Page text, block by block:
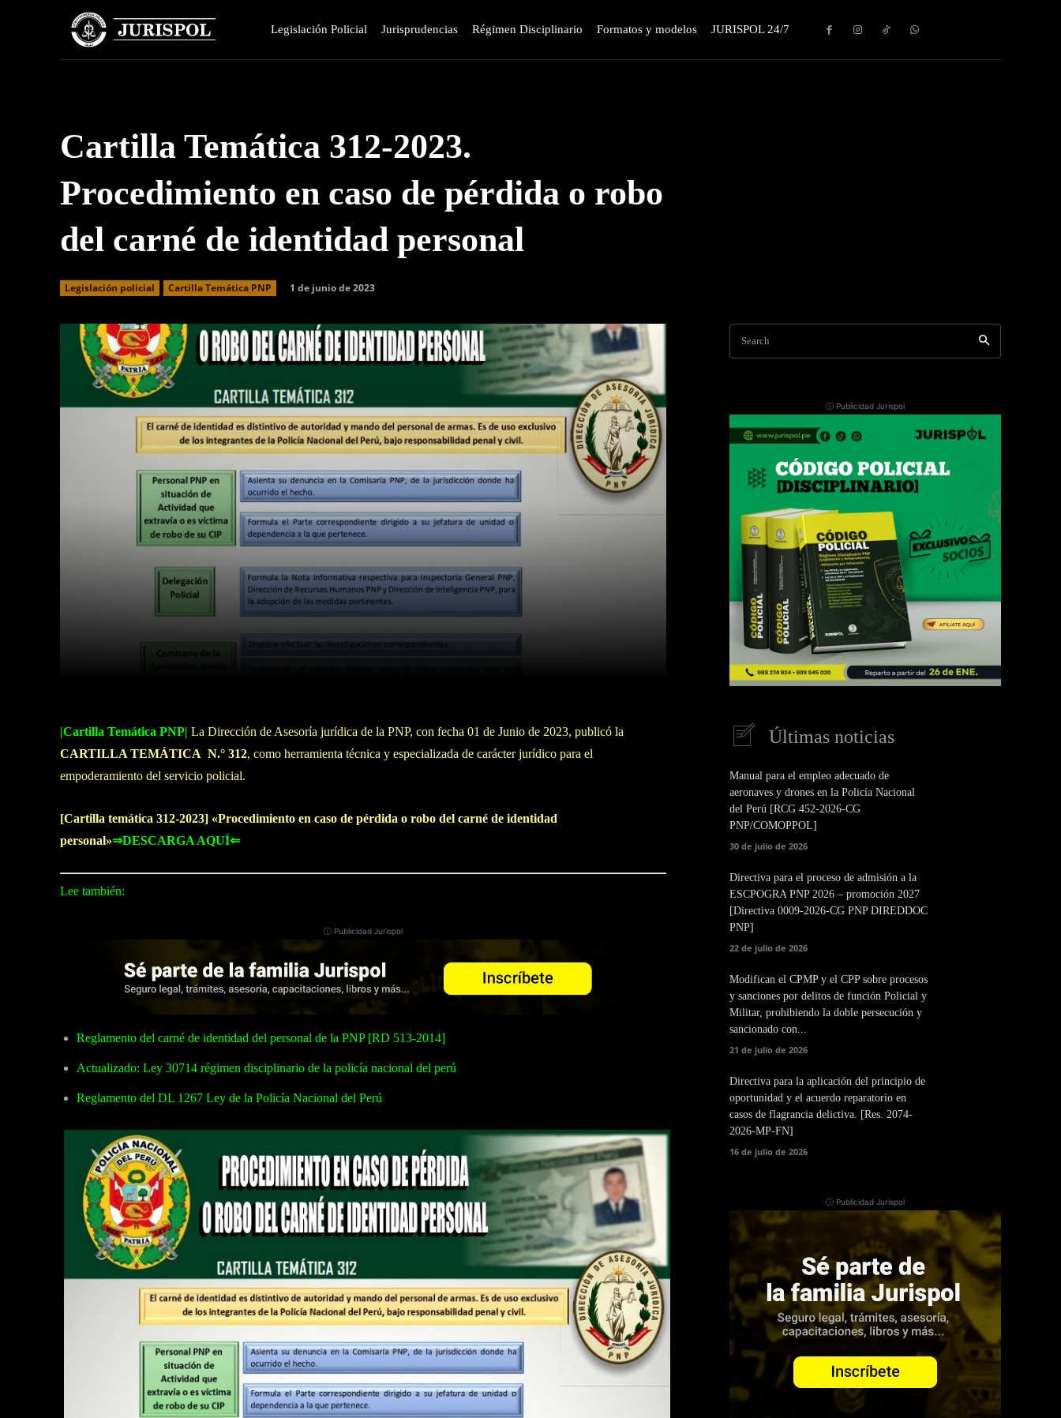
Legislación Policial Jurisprudencias Régimen Disciplinario Formatos y modelos JURISPOL 24/7
Cartilla Temática 312-2023.
Procedimiento en caso de pérdida o robo
del carné de identidad personal
Legislación policial Cartilla Temática PNP 1 de junio de 2023
|Cartilla Temática PNP| La Dirección de Asesoría jurídica de la PNP, con fecha 01 de Junio de 2023, publicó la
CARTILLA TEMÁTICA N.° 312, como herramienta técnica y especializada de carácter jurídico para el
empoderamiento del servicio policial.
[Cartilla temática 312-2023] «Procedimiento en caso de pérdida o robo del carné de identidad
personal»⇒DESCARGA AQUÍ⇐
Lee también:
ⓘ Publicidad Jurispol
Reglamento del carné de identidad del personal de la PNP [RD 513-2014]
Actualizado: Ley 30714 régimen disciplinario de la policía nacional del perú
Reglamento del DL 1267 Ley de la Policía Nacional del Perú
Search
ⓘ Publicidad Jurispol
Últimas noticias
Manual para el empleo adecuado de
aeronaves y drones en la Policía Nacional
del Perú [RCG 452-2026-CG
PNP/COMOPPOL]
30 de julio de 2026
Directiva para el proceso de admisión a la
ESCPOGRA PNP 2026 – promoción 2027
[Directiva 0009-2026-CG PNP DIREDDOC
PNP]
22 de julio de 2026
Modifican el CPMP y el CPP sobre procesos
y sanciones por delitos de función Policial y
Militar, prohibiendo la doble persecución y
sancionado con...
21 de julio de 2026
Directiva para la aplicación del principio de
oportunidad y el acuerdo reparatorio en
casos de flagrancia delictiva. [Res. 2074-
2026-MP-FN]
16 de julio de 2026
ⓘ Publicidad Jurispol